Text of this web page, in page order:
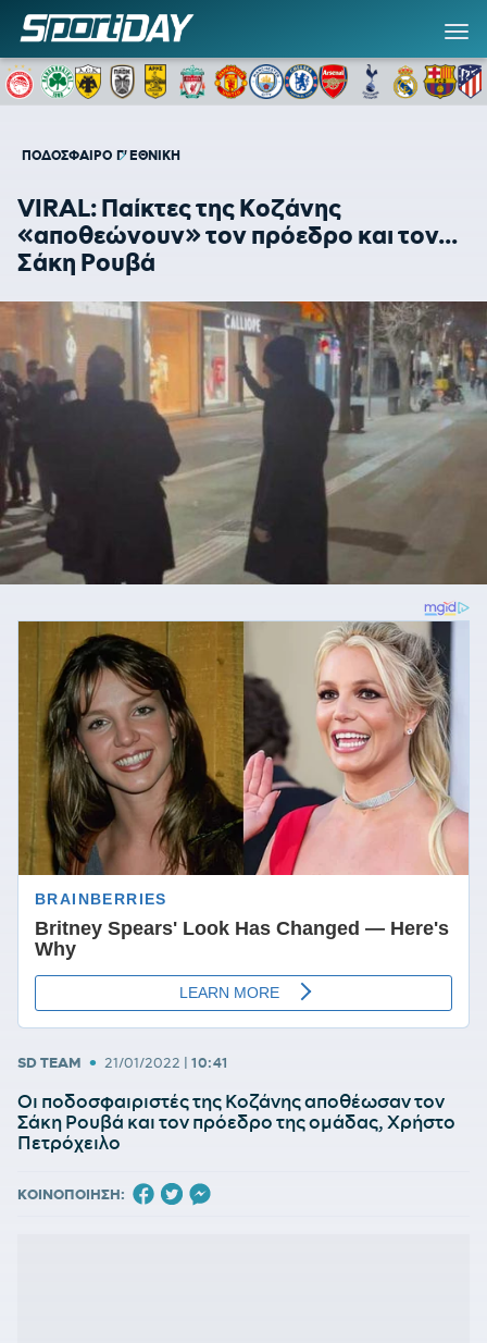
ΠΟΔΟΣΦΑΙΡΟ Γ' ΕΘΝΙΚΗ
VIRAL: Παίκτες της Κοζάνης
«αποθεώνουν» τον πρόεδρο και τον...
Σάκη Ρουβά
SD TEAM • 21/01/2022 | 10:41
Οι ποδοσφαιριστές της Κοζάνης αποθέωσαν τον
Σάκη Ρουβά και τον πρόεδρο της ομάδας, Χρήστο
Πετρόχειλο
ΚΟΙΝΟΠΟΙΗΣΗ: